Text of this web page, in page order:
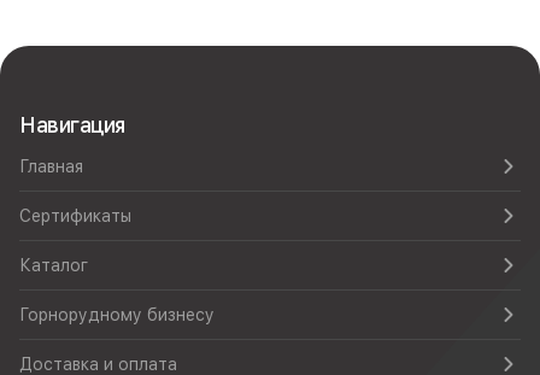
Навигация
Главная
Сертификаты
Каталог
Горнорудному бизнесу
Доставка и оплата